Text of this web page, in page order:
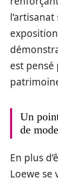
est
Un
de mode
En plus
Loewe se